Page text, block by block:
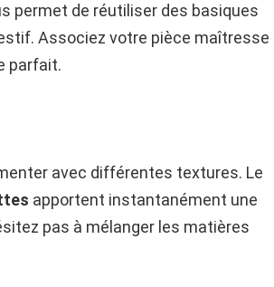
permet de réutiliser des basiques
Associez votre pièce maîtresse
parfait.
avec différentes textures. Le
apportent instantanément une
pas à mélanger les matières